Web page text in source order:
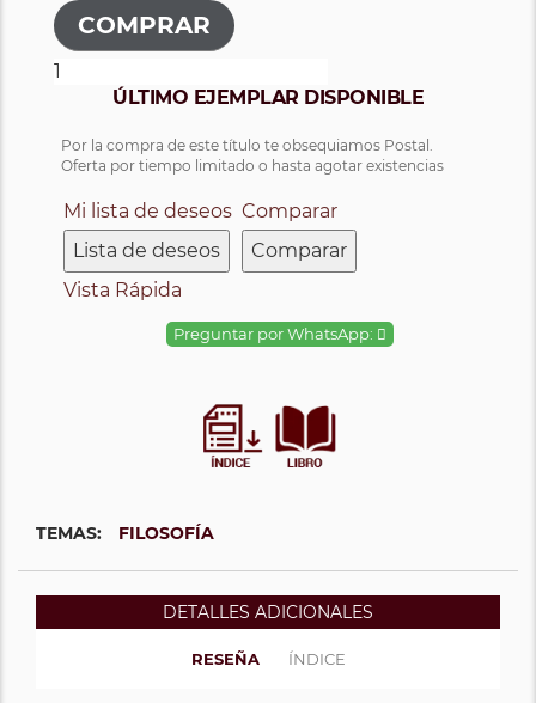
ÚLTIMO EJEMPLAR DISPONIBLE
Por la compra de este título te obsequiamos Postal.
Oferta por tiempo limitado o hasta agotar existencias
Mi lista de deseos
Lista de deseos
Comparar
Comparar
Vista Rápida
Preguntar por WhatsApp:
TEMAS: FILOSOFÍA
DETALLES ADICIONALES
RESEÑA ÍNDICE